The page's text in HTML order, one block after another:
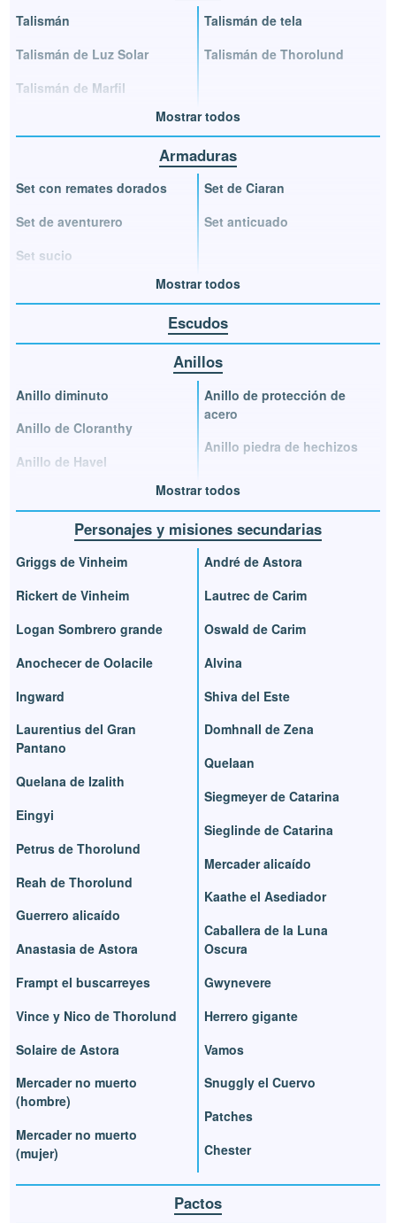
Talismán
Talismán de Luz Solar
Talismán de Marfil
Talismán de tela
Talismán de Thorolund
Mostrar todos
Armaduras
Set con remates dorados
Set de aventurero
Set sucio
Set de Ciaran
Set anticuado
Mostrar todos
Escudos
Anillos
Anillo diminuto
Anillo de Cloranthy
Anillo de Havel
Anillo de protección de
acero
Anillo piedra de hechizos
Mostrar todos
Personajes y misiones secundarias
Griggs de Vinheim
Rickert de Vinheim
Logan Sombrero grande
Anochecer de Oolacile
Ingward
Laurentius del Gran
Pantano
Quelana de Izalith
Eingyi
Petrus de Thorolund
Reah de Thorolund
Guerrero alicaído
Anastasia de Astora
Frampt el buscarreyes
Vince y Nico de Thorolund
Solaire de Astora
Mercader no muerto
(hombre)
Mercader no muerto
(mujer)
André de Astora
Lautrec de Carim
Oswald de Carim
Alvina
Shiva del Este
Domhnall de Zena
Quelaan
Siegmeyer de Catarina
Sieglinde de Catarina
Mercader alicaído
Kaathe el Asediador
Caballera de la Luna
Oscura
Gwynevere
Herrero gigante
Vamos
Snuggly el Cuervo
Patches
Chester
Pactos